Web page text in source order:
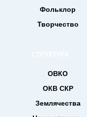
Фольклор
Творчество
ОВКО
ОКВ СКР
Землячества